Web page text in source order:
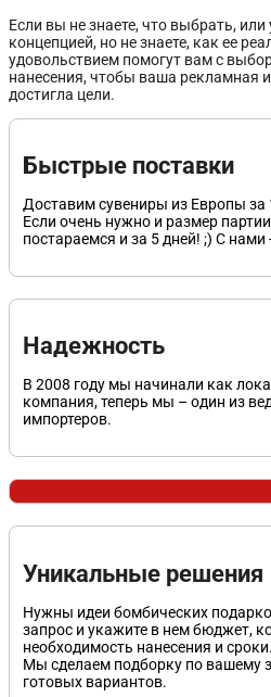
Если вы не знаете, что выбрать,
концепцией, но не знаете, как ее
удовольствием помогут вам c
нанесения, чтобы ваша рекламная
достигла цели.
Быстрые поставки
Доставим сувениры из Европы за
Если очень нужно и размер
постараемся и за 5 дней! ;) С нами
Надежность
В 2008 году мы начинали как
компания, теперь мы – один из
импортеров.
Рекламное
• бумажные и электронные
• возможность выгрузки
• исходники всех рекламных
• регулярные рассылки без наших
и адресных блоков
• сопровождение на европейских
Уникальные решения
Нужны идеи бомбических
запрос и укажите в нем бюджет,
необходимость нанесения и сроки.
Мы сделаем подборку по вашему
готовых вариантов.